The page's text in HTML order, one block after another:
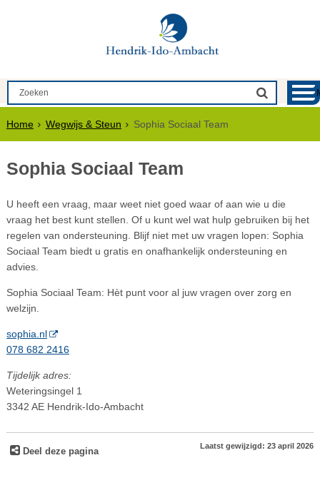
Home Wegwijs & Steun Sophia Sociaal Team
Sophia Sociaal Team
U heeft een vraag, maar weet niet goed waar of aan wie u die
vraag het best kunt stellen. Of u kunt wel wat hulp gebruiken bij het
regelen van ondersteuning. Blijf niet met uw vragen lopen: Sophia
Sociaal Team biedt u gratis en onafhankelijk ondersteuning en
advies.
Sophia Sociaal Team: Hèt punt voor al juw vragen over zorg en
welzijn.
sophia.nl
078 682 2416
Tijdelijk adres:
Weteringsingel 1
3342 AE Hendrik-Ido-Ambacht
Deel deze pagina
Laatst gewijzigd: 23 april 2026